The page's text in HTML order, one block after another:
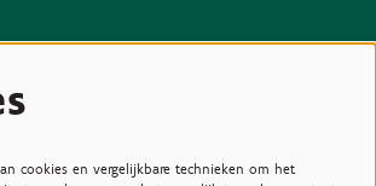
cookies en vergelijkbare technieken om het